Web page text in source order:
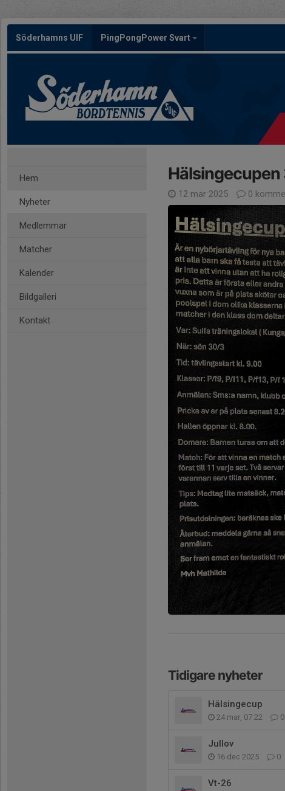
Söderhamns UIF PingPongPower Svart
Hem
Nyheter
Medlemmar
Matcher
Kalender
Bildgalleri
Kontakt
12 mar 2025 0
Tidigare nyheter
Hälsingecup
24 mar, 07:22 0
Jullov
16 dec 2025 0
Vt-26